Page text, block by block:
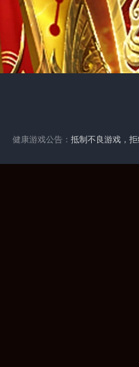
健康游戏公告： 抵制不良游戏，